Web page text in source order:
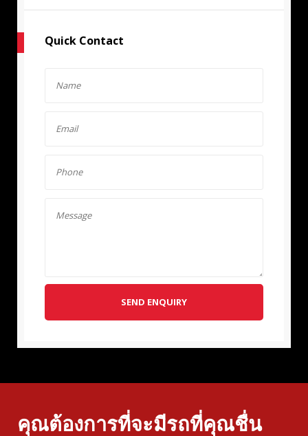
Quick Contact
SEND ENQUIRY
คุณต้องการที่จะมีรถที่คุณชื่น